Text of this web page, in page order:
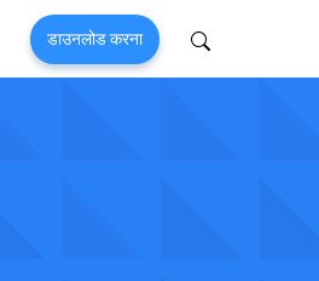
डाउनलोड करना